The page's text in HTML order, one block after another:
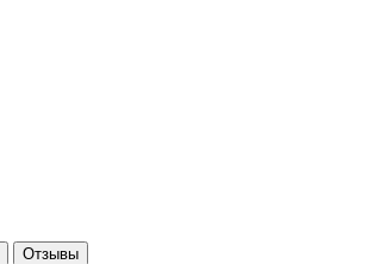
Отзывы